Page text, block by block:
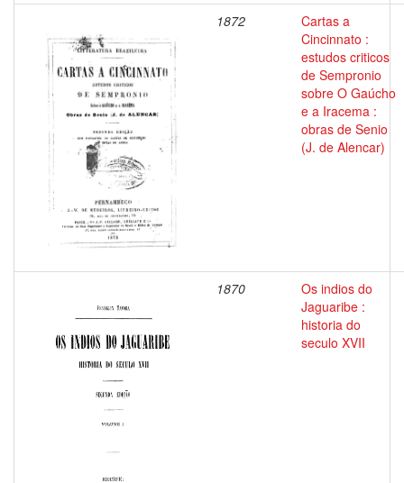
1872
Cartas a
Cincinnato :
estudos criticos
de Sempronio
sobre O Gaúcho
e a Iracema :
obras de Senio
(J. de Alencar)
1870
Os indios do
Jaguaribe :
historia do
seculo XVII